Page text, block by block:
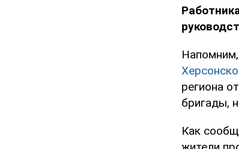
региона
бригады,
Как